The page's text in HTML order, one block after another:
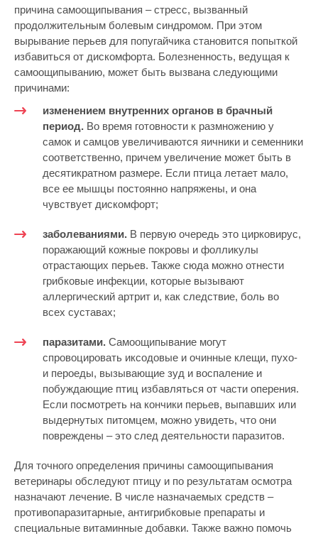
причина самоощипывания – стресс, вызванный
продолжительным болевым синдромом. При этом
вырывание перьев для попугайчика становится попыткой
избавиться от дискомфорта. Болезненность, ведущая к
самоощипыванию, может быть вызвана следующими
причинами:
изменением внутренних органов в брачный
период. Во время готовности к размножению у
самок и самцов увеличиваются яичники и семенники
соответственно, причем увеличение может быть в
десятикратном размере. Если птица летает мало,
все ее мышцы постоянно напряжены, и она
чувствует дискомфорт;
заболеваниями. В первую очередь это цирковирус,
поражающий кожные покровы и фолликулы
отрастающих перьев. Также сюда можно отнести
грибковые инфекции, которые вызывают
аллергический артрит и, как следствие, боль во
всех суставах;
паразитами. Самоощипывание могут
спровоцировать иксодовые и очинные клещи, пухо-
и пероеды, вызывающие зуд и воспаление и
побуждающие птиц избавляться от части оперения.
Если посмотреть на кончики перьев, выпавших или
выдернутых питомцем, можно увидеть, что они
повреждены – это след деятельности паразитов.
Для точного определения причины самоощипывания
ветеринары обследуют птицу и по результатам осмотра
назначают лечение. В числе назначаемых средств –
противопаразитарные, антигрибковые препараты и
специальные витаминные добавки. Также важно помочь